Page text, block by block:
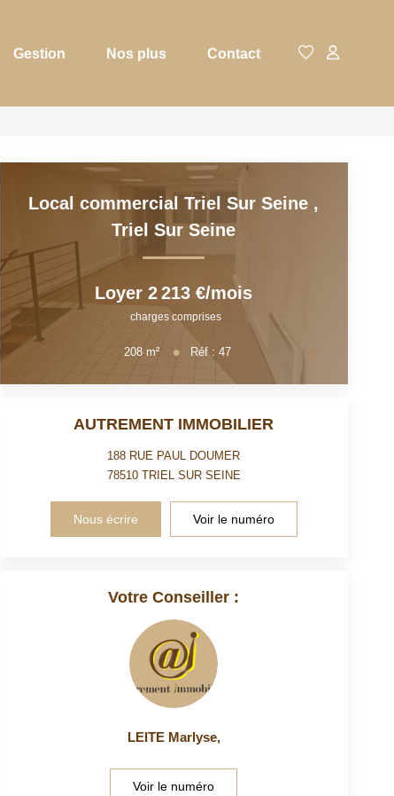
Gestion Nos plus Contact
Local commercial Triel Sur Seine ,
Triel Sur Seine
Loyer 2 213 €/mois
charges comprises
208 m² Réf : 47
AUTREMENT IMMOBILIER
188 RUE PAUL DOUMER
78510 TRIEL SUR SEINE
Nous écrire Voir le numéro
Votre Conseiller :
LEITE Marlyse,
Voir le numéro